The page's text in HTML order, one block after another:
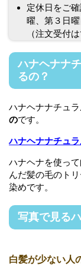
定休日をご
曜、第３日曜
（注文受付
ハナヘナナ
るの？
ハナヘナナチュ
のです。
ハナヘナナチュ
ハナヘナを使って
んだ髪の毛のト
染めです。
写真で見る
白髪が少ない人